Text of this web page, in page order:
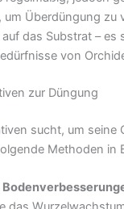
um Überdüngung zu
das Substrat – es
von
zur Düngung
sucht, um seine
Methoden in